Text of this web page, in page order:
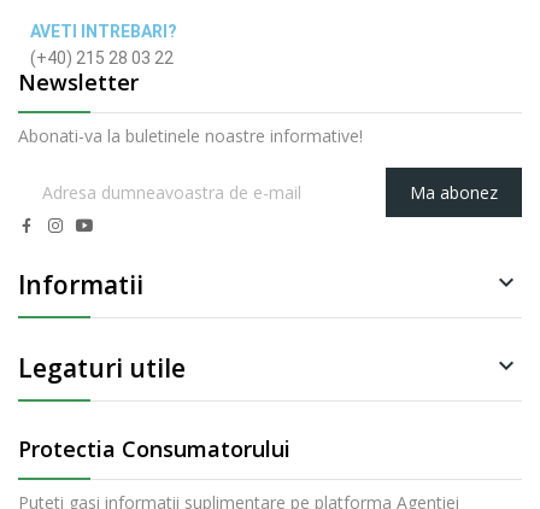
AVETI INTREBARI?
(+40) 215 28 03 22
Newsletter
Abonati-va la buletinele noastre informative!
Ma abonez
Informatii 
Legaturi utile 
Protectia Consumatorului
Puteti gasi informatii suplimentare pe platforma Agentiei